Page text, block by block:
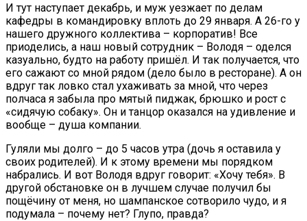
И тут наступает декабрь, и муж уезжает по делам
кафедры в командировку вплоть до 29 января. А 26-го у
нашего дружного коллектива – корпоратив! Все
приоделись, а наш новый сотрудник – Володя – оделся
казуально, будто на работу пришёл. И так получается, что
его сажают со мной рядом (дело было в ресторане). А он
вдруг так ловко стал ухаживать за мной, что через
полчаса я забыла про мятый пиджак, брюшко и рост с
«сидячую собаку». Он и танцор оказался на удивление и
вообще – душа компании.
Гуляли мы долго – до 5 часов утра (дочь я оставила у
своих родителей). И к этому времени мы порядком
набрались. И вот Володя вдруг говорит: «Хочу тебя». В
другой обстановке он в лучшем случае получил бы
пощёчину от меня, но шампанское сотворило чудо, и я
подумала – почему нет? Глупо, правда?